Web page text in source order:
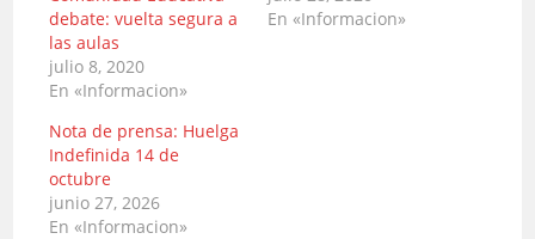
debate: vuelta segura a
las aulas
julio 8, 2020
En «Informacion»
En «Informacion»
Nota de prensa: Huelga
Indefinida 14 de
octubre
junio 27, 2026
En «Informacion»